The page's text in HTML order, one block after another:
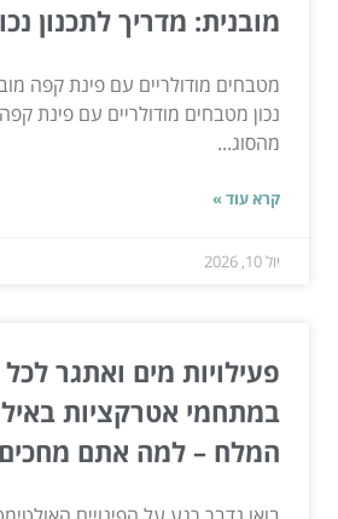
מובנית: מדריך לתכנון
מטבחים מודולריים עם פינת קפה
נכון מטבחים מודולריים עם פינת
מהסוג...
קרא עוד »
יול 10, 2026
פעילויות מים ואתגר
במתחמי אטרקציות
המלח – למה אתם